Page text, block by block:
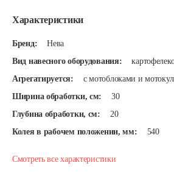
Характеристики
Бренд:
Нева
Вид навесного оборудования:
Агрегатируется:
с мотоблоками и
Ширина обработки, см:
30
Глубина обработки, см:
20
Колея в рабочем положении, мм:
540
Смотреть все характеристики